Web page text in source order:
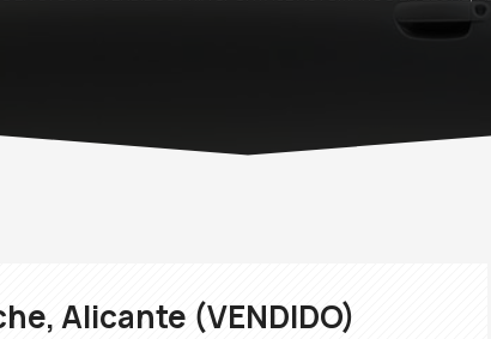
Alicante (VENDIDO)